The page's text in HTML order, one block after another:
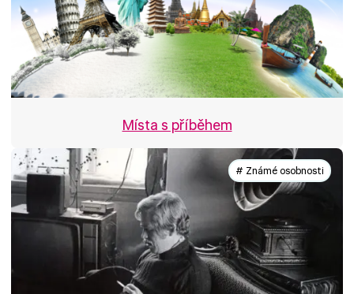
Místa s příběhem
# Známé osobnosti